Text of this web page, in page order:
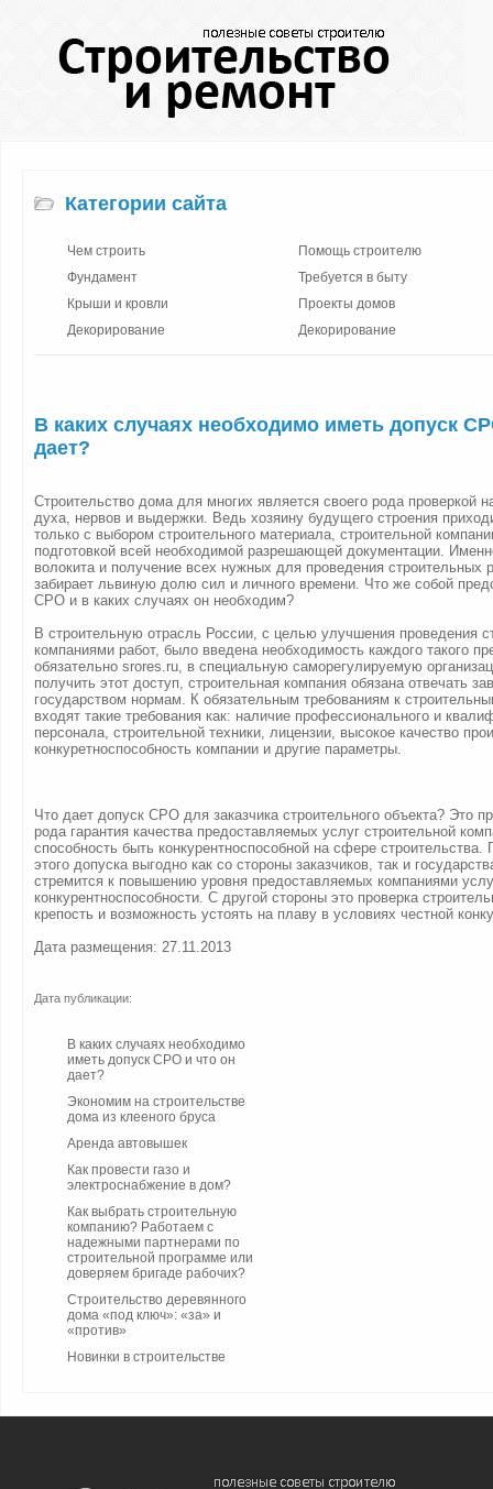
Категории сайта
Чем строить
Фундамент
Крыши и кровли
Декорирование
Помощь строителю
Требуется в быту
Проекты домов
Декорирование
В каких случаях необходимо иметь допуск
дает?
Строительство дома для многих является своего рода проверкой
духа, нервов и выдержки. Ведь хозяину будущего строения
только с выбором строительного материала, строительной
подготовкой всей необходимой разрешающей документации.
волокита и получение всех нужных для проведения строительных
забирает львиную долю сил и личного времени. Что же собой
СРО и в каких случаях он необходим?
В строительную отрасль России, с целью улучшения проведения
компаниями работ, было введена необходимость каждого такого
обязательно srores.ru, в специальную саморегулируемую
получить этот доступ, строительная компания обязана отвечать
государством нормам. К обязательным требованиям к
входят такие требования как: наличие профессионального и
персонала, строительной техники, лицензии, высокое качество
конкуретноспособность компании и другие параметры.
Что дает допуск СРО для заказчика строительного объекта? Это
рода гарантия качества предоставляемых услуг строительной
способность быть конкурентноспособной на сфере строительства.
этого допуска выгодно как со стороны заказчиков, так и
стремится к повышению уровня предоставляемых компаниями
конкурентноспособности. С другой стороны это проверка
крепость и возможность устоять на плаву в условиях честной
Дата размещения: 27.11.2013
Дата публикации:
В каких случаях необходимо
иметь допуск СРО и что он
дает?
Экономим на строительстве
дома из клееного бруса
Аренда автовышек
Как провести газо и
электроснабжение в дом?
Как выбрать строительную
компанию? Работаем с
надежными партнерами по
строительной программе или
доверяем бригаде рабочих?
Строительство деревянного
дома «под ключ»: «за» и
«против»
Новинки в строительстве